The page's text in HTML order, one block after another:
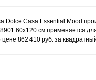
Dolce Casa Essential Mood
60x120 см применяется
862 410 руб. за